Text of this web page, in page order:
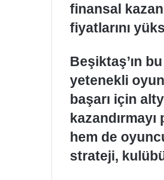
finansal
fiyatlarını
Beşiktaş’ın
yetenekli
başarı için
hem de
strateji,